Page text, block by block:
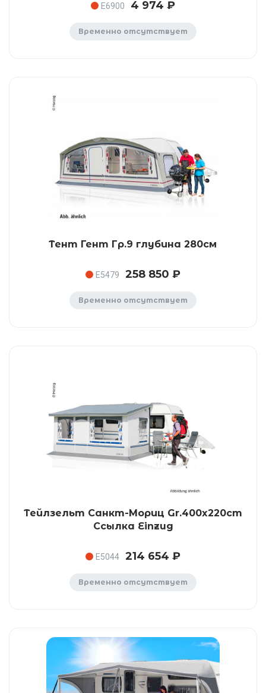
E6900 4 974 ₽
Временно отсутствует
Тент Гент Гр.9 глубина 280см
E5479 258 850 ₽
Временно отсутствует
Тейлзельт Санкт-Мориц Gr.400x220cm
Ссылка Einzug
E5044 214 654 ₽
Временно отсутствует